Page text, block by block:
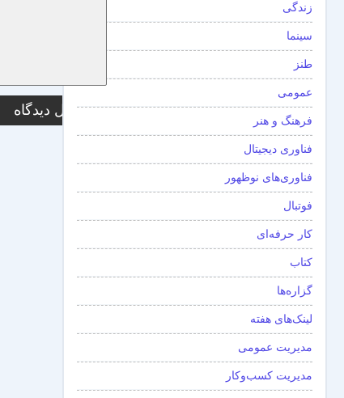
زندگی
سینما
طنز
عمومی
فرهنگ و هنر
فناوری دیجیتال
فناوری‌های نوظهور
فوتبال
کار حرفه‌ای
کتاب
گزاره‌ها
لینک‌های هفته
مدیریت عمومی
مدیریت کسب‌و‌کار